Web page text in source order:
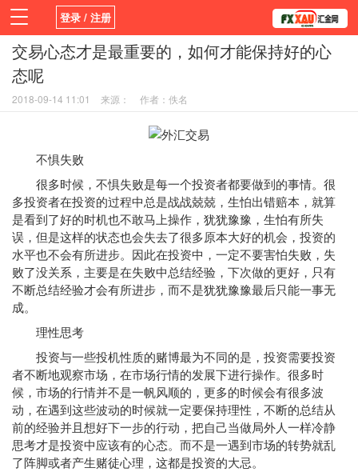
登录 / 注册
首页 新闻 观点 货币
学院
平台
交易心态才是最重要的，如何才能保持好的心
态呢
2018-09-14 11:01 来源： 作者：佚名
不惧失败
很多时候，不惧失败是每一个投资者都要做到的事情。很
多投资者在投资的过程中总是战战兢兢，生怕出错赔本，就算
是看到了好的时机也不敢马上操作，犹犹豫豫，生怕有所失
误，但是这样的状态也会失去了很多原本大好的机会，投资的
水平也不会有所进步。因此在投资中，一定不要害怕失败，失
败了没关系，主要是在失败中总结经验，下次做的更好，只有
不断总结经验才会有所进步，而不是犹犹豫豫最后只能一事无
成。
理性思考
投资与一些投机性质的赌博最为不同的是，投资需要投资
者不断地观察市场，在市场行情的发展下进行操作。很多时
候，市场的行情并不是一帆风顺的，更多的时候会有很多波
动，在遇到这些波动的时候就一定要保持理性，不断的总结从
前的经验并且想好下一步的行动，把自己当做局外人一样冷静
思考才是投资中应该有的心态。而不是一遇到市场的转势就乱
了阵脚或者产生赌徒心理，这都是投资的大忌。